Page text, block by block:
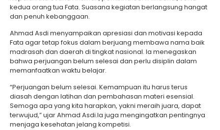
kedua orang tua Fata. Suasana kegiatan berlangsung hangat
dan penuh kebanggaan.
Ahmad Asdi menyampaikan apresiasi dan motivasi kepada
Fata agar tetap fokus dalam berjuang membawa nama baik
madrasah dan daerah di tingkat nasional. Ia menegaskan
bahwa perjuangan belum selesai dan perlu disiplin dalam
memanfaatkan waktu belajar.
“Perjuangan belum selesai. Kemampuan itu harus terus
diasah dengan latihan dan pembahasan materi esensial.
Semoga apa yang kita harapkan, yakni meraih juara, dapat
terwujud,” ujar Ahmad Asdi.Ia juga mengingatkan pentingnya
menjaga kesehatan jelang kompetisi.